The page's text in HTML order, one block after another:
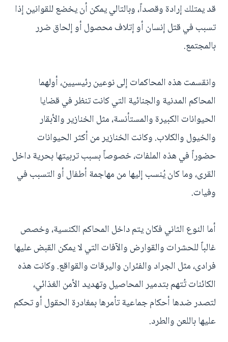
قد يمتلك إرادة وقصداً، وبالتالي يمكن أن يخضع للقوانين إذا
تسبب في قتل إنسان أو إتلاف محصول أو إلحاق ضرر
بالمجتمع.
وانقسمت هذه المحاكمات إلى نوعين رئيسيين، أولهما
المحاكم المدنية والجنائية التي كانت تنظر في قضايا
الحيوانات الكبيرة والمستأنسة، مثل الخنازير والأبقار
والخيول والكلاب. وكانت الخنازير من أكثر الحيوانات
حضوراً في هذه الملفات، خصوصاً بسبب تربيتها بحرية داخل
القرى، وما كان يُنسب إليها من مهاجمة أطفال أو التسبب في
وفيات.
أما النوع الثاني فكان يتم داخل المحاكم الكنسية، وخصص
غالباً للحشرات والقوارض والآفات التي لا يمكن القبض عليها
فرادى، مثل الجراد والفئران واليرقات والقواقع. وكانت هذه
الكائنات تُتهم بتدمير المحاصيل وتهديد الأمن الغذائي،
لتصدر ضدها أحكام جماعية تأمرها بمغادرة الحقول أو تحكم
عليها باللعن والطرد.